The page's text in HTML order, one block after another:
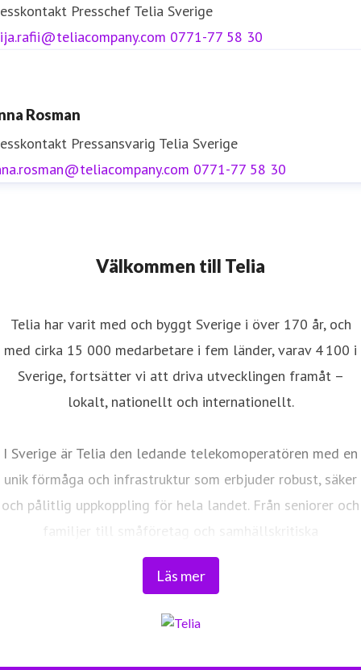
Presschef Telia Sverige
0771-77 58 30
Rosman
Pressansvarig Telia Sverige
0771-77 58 30
Välkommen till Telia
Läs mer
Telia har varit med och byggt Sverige i över 170 år, och
med cirka 15 000 medarbetare i fem länder, varav 4 100 i
Sverige, fortsätter vi att driva utvecklingen framåt –
lokalt, nationellt och internationellt.
I Sverige är Telia den ledande telekomoperatören med en
unik förmåga och infrastruktur som erbjuder robust, säker
och pålitlig uppkoppling för hela landet. Från seniorer och
familjer till småföretag och samhällskritiska
verksamheter. Vi möjliggör digitaliseringens kraft i
vardagen och är en del av Sveriges totalförsvar. Med
transportnätet och ett mobilnät i världsklass skapar vi en